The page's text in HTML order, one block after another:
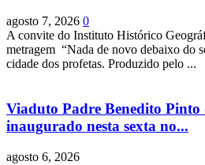
agosto 7, 2026 0
A convite do Instituto Histórico
metragem “Nada de novo debaixo do
cidade dos profetas. Produzido pelo ...
Viaduto Padre Benedito Pinto
inaugurado nesta sexta no...
agosto 6, 2026